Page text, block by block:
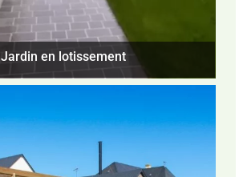
Jardin en lotissement